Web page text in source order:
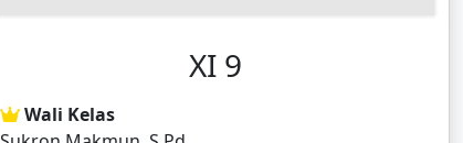
XI 9
Wali Kelas